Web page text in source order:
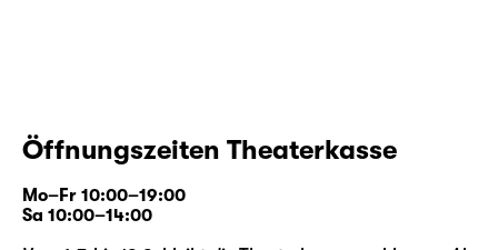
Öffnungszeiten Theaterkasse
Mo–Fr 10:00–19:00
Sa 10:00–14:00